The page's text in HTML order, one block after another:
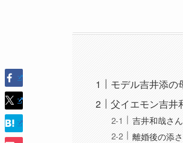
モデル吉井添の
父イエモン吉井
吉井和哉さ
離婚後の添